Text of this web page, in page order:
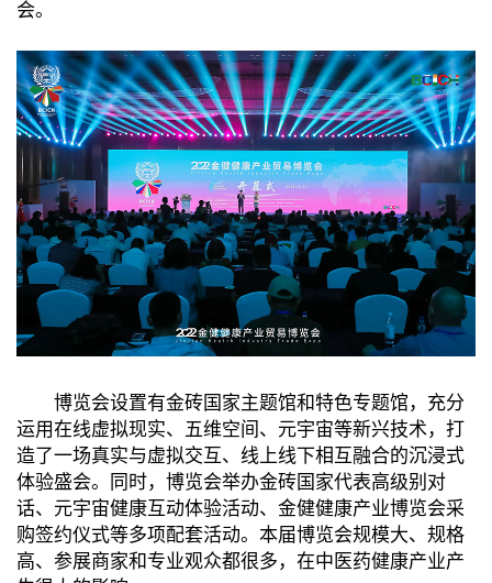
会。
博览会设置有金砖国家主题馆和特色专题馆，充分
运用在线虚拟现实、五维空间、元宇宙等新兴技术，打
造了一场真实与虚拟交互、线上线下相互融合的沉浸式
体验盛会。同时，博览会举办金砖国家代表高级别对
话、元宇宙健康互动体验活动、金健健康产业博览会采
购签约仪式等多项配套活动。本届博览会规模大、规格
高、参展商家和专业观众都很多，在中医药健康产业产